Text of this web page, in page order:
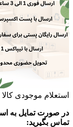
موجودی کالا
تمایل به
بگیرید: